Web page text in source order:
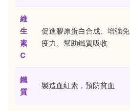
維
生
素
C
促進膠原蛋白合成、增強免
疫力、幫助鐵質吸收
鐵
質
製造血紅素，預防貧血